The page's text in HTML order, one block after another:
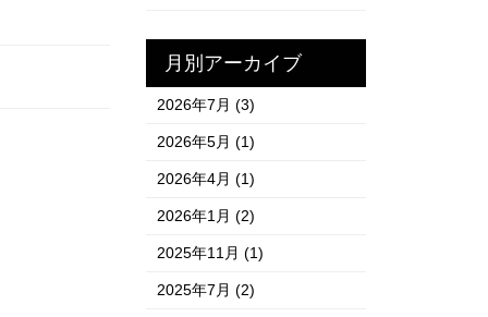
月別アーカイブ
2026年7月(3)
2026年5月(1)
2026年4月(1)
2026年1月(2)
2025年11月(1)
2025年7月(2)